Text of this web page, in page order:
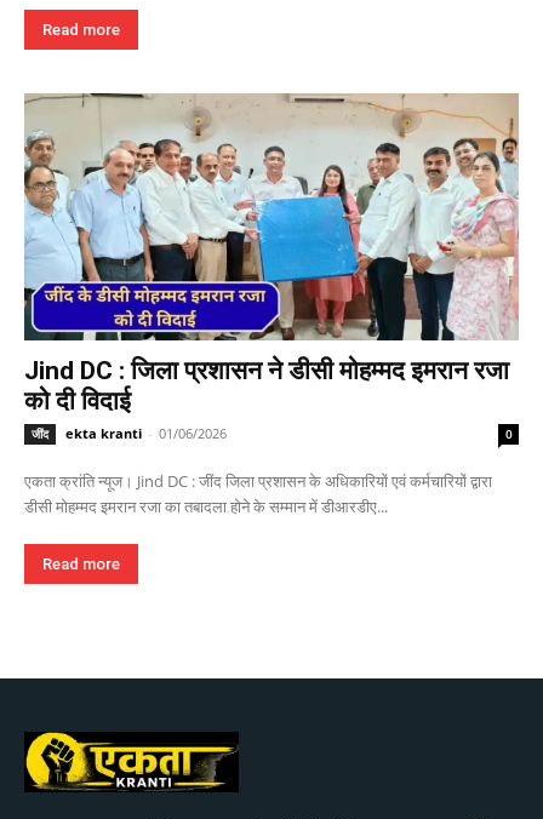
Read more
Jind DC : जिला प्रशासन ने डीसी मोहम्मद इमरान रजा
को दी विदाई
जींद ekta kranti - 01/06/2026 0
एकता क्रांति न्यूज। Jind DC : जींद जिला प्रशासन के अधिकारियों एवं कर्मचारियों द्वारा
डीसी मोहम्मद इमरान रजा का तबादला होने के सम्मान में डीआरडीए...
Read more